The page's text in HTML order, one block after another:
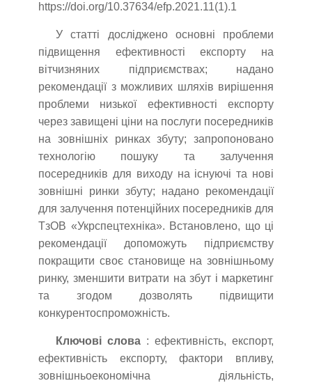
https://doi.org/10.37634/efp.2021.11(1).1
У статті досліджено основні проблеми
підвищення ефективності експорту на
вітчизняних підприємствах; надано
рекомендації з можливих шляхів вирішення
проблеми низької ефективності експорту
через завищені ціни на послуги посередників
на зовнішніх ринках збуту; запропоновано
технологію пошуку та залучення
посередників для виходу на існуючі та нові
зовнішні ринки збуту; надано рекомендації
для залучення потенційних посередників для
ТзОВ «Укрспецтехніка». Встановлено, що ці
рекомендації допоможуть підприємству
покращити своє становище на зовнішньому
ринку, зменшити витрати на збут і маркетинг
та згодом дозволять підвищити
конкурентоспроможність.
Ключові слова : ефективність, експорт,
ефективність експорту, фактори впливу,
зовнішньоекономічна діяльність,